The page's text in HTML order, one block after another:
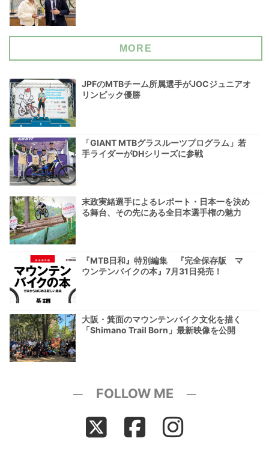
MORE
JPFのMTBチーム所属選手がJOCジュニアオ
リンピック優勝
「GIANT MTBグラスルーツプログラム」若
手ライダーがDHシリーズに参戦
末政実緒選手によるレポート・日本一を決め
る舞台、その先にある全日本選手権の魅力
『MTB日和』特別編集 『完全保存版 マ
ウンテンバイクの本』7月31日発売！
大阪・箕面のマウンテンバイク文化を描く
「Shimano Trail Born」最新映像を公開
─ FOLLOW ME ─